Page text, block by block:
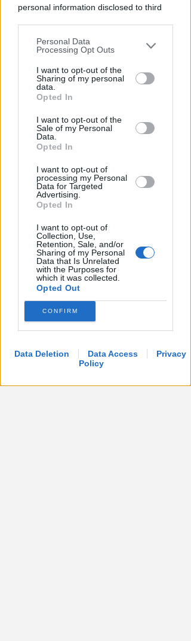
personal information disclosed to third
You may separately opt-out of the further
disclosure of your personal information
by third parties on the IAB’s list of
downstream participants.
by us to third parties on the IAB’s List of
Downstream Participants that may
further disclose it to other third parties.
Personal Data
Processing Opt Outs
I want to opt-out of the
Sharing of my personal
data.
Opted In
I want to opt-out of the
Sale of my Personal
Data.
Opted In
I want to opt-out of
processing my Personal
Data for Targeted
Advertising.
Opted In
I want to opt-out of
Collection, Use,
Retention, Sale, and/or
Sharing of my Personal
Data that Is Unrelated
with the Purposes for
which it was collected.
Opted Out
CONFIRM
Data Deletion Data Access
Privacy
Policy
Ecco i gironi di Eccellenza:
Rimini nel B, l'Ars Et Labor è nel
girone A
Icaro Sport VIDEO